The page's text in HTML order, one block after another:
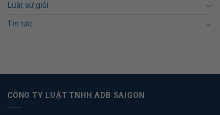
Luật sư giỏi
Tin tức
CÔNG TY LUẬT TNHH ADB SAIGON